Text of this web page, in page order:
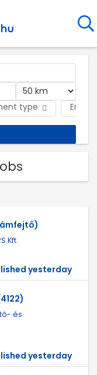
type
Kft.
yesterday
és
yesterday